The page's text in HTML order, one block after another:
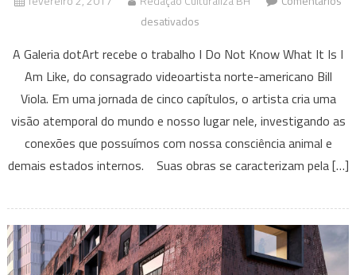
desativados
Viola
na
Galeria
dotArt
A Galeria dotArt recebe o trabalho I Do Not Know What It Is I
Am Like, do consagrado videoartista norte-americano Bill
Viola. Em uma jornada de cinco capítulos, o artista cria uma
visão atemporal do mundo e nosso lugar nele, investigando as
conexões que possuímos com nossa consciência animal e
demais estados internos. Suas obras se caracterizam pela […]